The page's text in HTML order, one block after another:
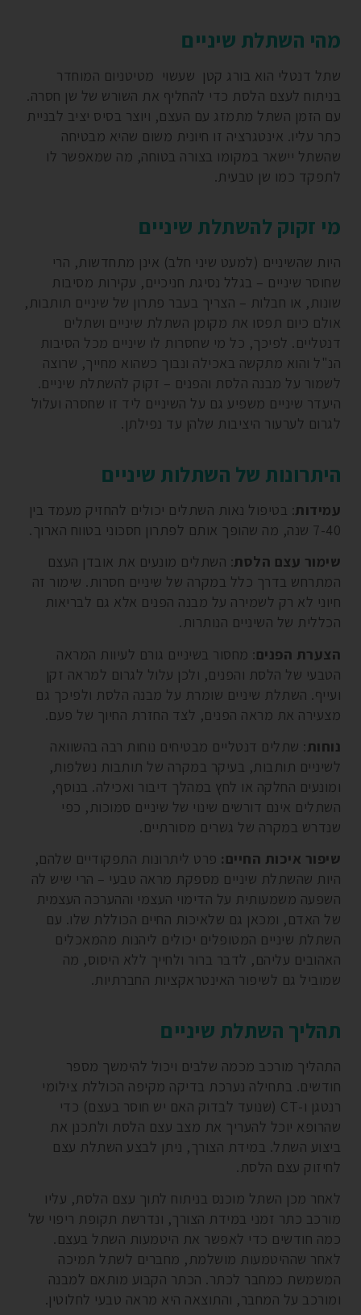
מהי השתלת שיניים
שתל דנטלי הוא בורג קטן שעשוי מטיטניום המוחדר
בניתוח לעצם הלסת כדי להחליף את השורש של שן חסרה.
עם הזמן השתל מתמזג עם העצם, ויוצר בסיס יציב לבניית
כתר עליו. אינטגרציה זו חיונית משום שהיא מבטיחה
שהשתל יישאר במקומו בצורה בטוחה, מה שמאפשר לו
לתפקד כמו שן טבעית.
מי זקוק להשתלת שיניים
היות שהשיניים (למעט שיני חלב) אינן מתחדשות, הרי
שחוסר שיניים – בגלל נסיגת חניכיים, עקירות מסיבות
שונות, או חבלות – הצריך בעבר פתרון של שיניים תותבות,
אולם כיום תפסו את מקומן השתלת שיניים ושתלים
דנטליים. לפיכך, כל מי שחסרות לו שיניים מכל הסיבות
הנ"ל והוא מתקשה באכילה ונבוך כשהוא מחייך, שרוצה
לשמור על מבנה הלסת והפנים – זקוק להשתלת שיניים.
היעדר שיניים משפיע גם על השיניים ליד זו שחסרה ועלול
לגרום לערעור היציבות שלהן עד נפילתן.
היתרונות של השתלות שיניים
עמידות: בטיפול נאות השתלים יכולים להחזיק מעמד בין
7-40 שנה, מה שהופך אותם לפתרון חסכוני בטווח הארוך.
שימור עצם הלסת: השתלים מונעים את אובדן העצם
המתרחש בדרך כלל במקרה של שיניים חסרות. שימור זה
חיוני לא רק לשמירה על מבנה הפנים אלא גם לבריאות
הכללית של השיניים הנותרות.
הצערת הפנים: מחסור בשיניים גורם לעיוות המראה
הטבעי של הלסת והפנים, ולכן עלול לגרום למראה זקן
ועייף. השתלת שיניים שומרת על מבנה הלסת ולפיכך גם
מצעירה את מראה הפנים, לצד החזרת החיוך של פעם.
נוחות: שתלים דנטליים מבטיחים נוחות רבה בהשוואה
לשיניים תותבות, בעיקר במקרה של תותבות נשלפות,
ומונעים החלקה או לחץ במהלך דיבור ואכילה. בנוסף,
השתלים אינם דורשים שינוי של שיניים סמוכות, כפי
שנדרש במקרה של גשרים מסורתיים.
שיפור איכות החיים: פרט ליתרונות התפקודיים שלהם,
היות שהשתלת שיניים מספקת מראה טבעי – הרי שיש לה
השפעה משמעותית על הדימוי העצמי וההערכה העצמית
של האדם, ומכאן גם שלאיכות החיים הכוללת שלו. עם
השתלת שיניים המטופלים יכולים ליהנות מהמאכלים
האהובים עליהם, לדבר ברור ולחייך ללא היסוס, מה
שמוביל גם לשיפור האינטראקציות החברתיות.
תהליך השתלת שיניים
התהליך מורכב מכמה שלבים ויכול להימשך מספר
חודשים. בתחילה נערכת בדיקה מקיפה הכוללת צילומי
רנטגן ו-CT (שנועד לבדוק האם יש חוסר בעצם) כדי
שהרופא יוכל להעריך את מצב עצם הלסת ולתכנן את
ביצוע השתל. במידת הצורך, ניתן לבצע השתלת עצם
לחיזוק עצם הלסת.
לאחר מכן השתל מוכנס בניתוח לתוך עצם הלסת, עליו
מורכב כתר זמני במידת הצורך, ונדרשת תקופת ריפוי של
כמה חודשים כדי לאפשר את היטמעות השתל בעצם.
לאחר שההיטמעות מושלמת, מחברים לשתל תמיכה
המשמשת כמחבר לכתר. הכתר הקבוע מותאם למבנה
ומורכב על המחבר, והתוצאה היא מראה טבעי לחלוטין.